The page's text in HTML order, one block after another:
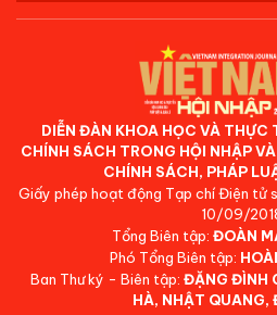
DIỄN ĐÀN KHOA HỌC VÀ THỰC
CHÍNH SÁCH TRONG HỘI NHẬP
CHÍNH SÁCH, PHÁP
Giấy phép hoạt động Tạp chí Điện tử
10/09/
Tổng Biên tập: ĐOÀN
Phó Tổng Biên tập:
Ban Thư ký - Biên tập: ĐẶNG ĐÌNH
HÀ, NHẬT QUANG,